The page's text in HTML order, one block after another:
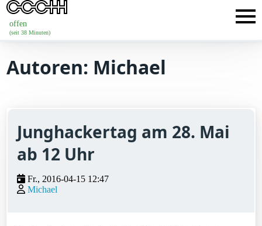
offen
(seit 38 Minuten)
Autoren: Michael
Junghackertag am 28. Mai
ab 12 Uhr
Fr., 2016-04-15 12:47
Michael